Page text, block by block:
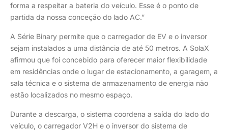
forma a respeitar a bateria do veículo. Esse é o ponto de
partida da nossa conceção do lado AC.”
A Série Binary permite que o carregador de EV e o inversor
sejam instalados a uma distância de até 50 metros. A SolaX
afirmou que foi concebido para oferecer maior flexibilidade
em residências onde o lugar de estacionamento, a garagem, a
sala técnica e o sistema de armazenamento de energia não
estão localizados no mesmo espaço.
Durante a descarga, o sistema coordena a saída do lado do
veículo, o carregador V2H e o inversor do sistema de